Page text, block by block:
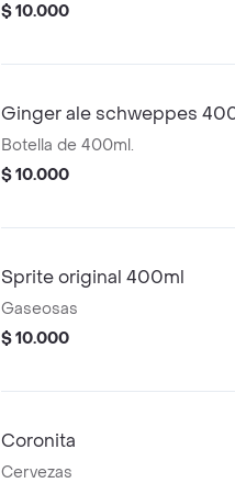
$ 10.000
Ginger ale schweppes
Botella de 400ml.
$ 10.000
Sprite original 400ml
Gaseosas
$ 10.000
Coronita
Cervezas